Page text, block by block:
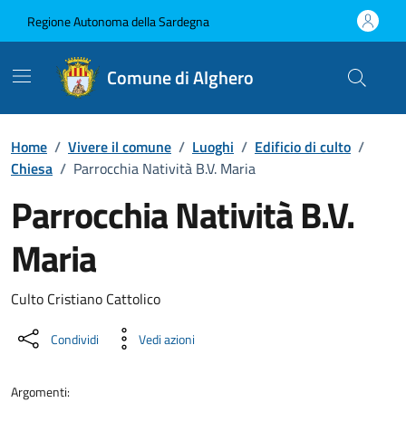
Regione Autonoma della Sardegna
Comune di Alghero
Home / Vivere il comune / Luoghi / Edificio di culto /
Chiesa / Parrocchia Natività B.V. Maria
Parrocchia Natività B.V.
Maria
Dettaglio luogo
Culto Cristiano Cattolico
Condividi Vedi azioni
Argomenti: